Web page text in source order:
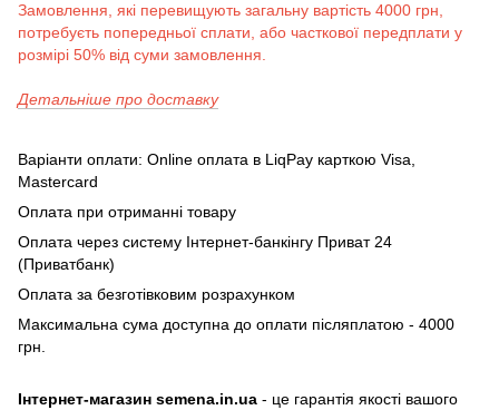
Замовлення, які перевищують загальну вартість 4000 грн,
потребуєть попередньої сплати, або часткової передплати у
розмірі 50% від суми замовлення.
Детальніше про доставку
Варіанти оплати: Online оплата в LiqPay карткою Visa,
Mastercard
Оплата при отриманні товару
Оплата через систему Інтернет-банкінгу Приват 24
(Приватбанк)
Оплата за безготівковим розрахунком
Максимальна сума доступна до оплати післяплатою - 4000
грн.
Інтернет-магазин semena.in.ua - це гарантія якості вашого